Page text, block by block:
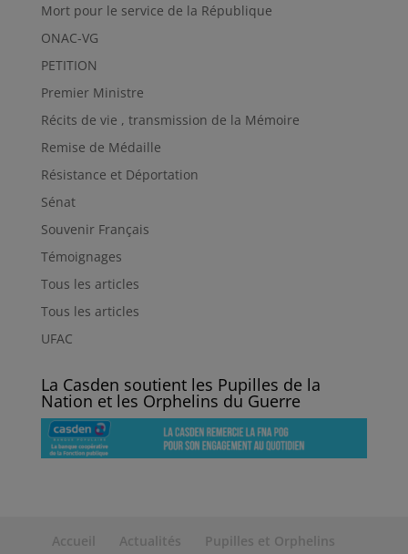
Mort pour le service de la République
ONAC-VG
PETITION
Premier Ministre
Récits de vie , transmission de la Mémoire
Remise de Médaille
Résistance et Déportation
Sénat
Souvenir Français
Témoignages
Tous les articles
Tous les articles
UFAC
La Casden soutient les Pupilles de la
Nation et les Orphelins du Guerre
Accueil Actualités
Pupilles et Orphelins